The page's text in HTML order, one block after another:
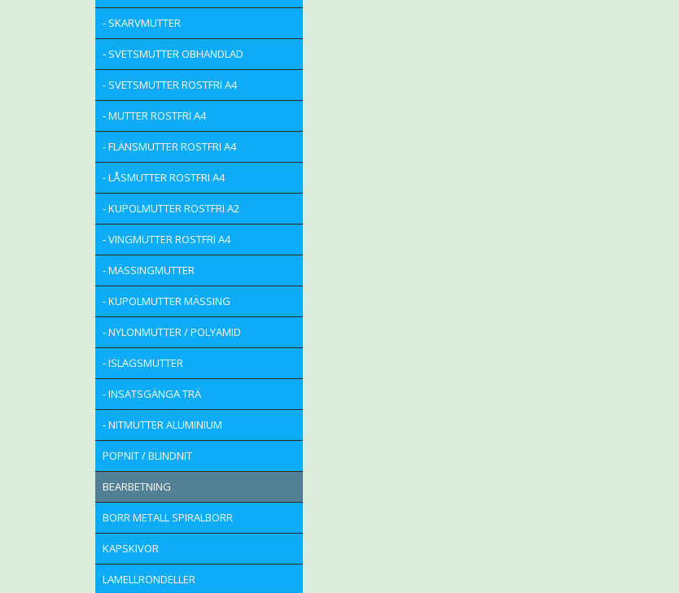
- SKARVMUTTER
- SVETSMUTTER OBHANDLAD
- SVETSMUTTER ROSTFRI A4
- MUTTER ROSTFRI A4
- FLÄNSMUTTER ROSTFRI A4
- LÅSMUTTER ROSTFRI A4
- KUPOLMUTTER ROSTFRI A2
- VINGMUTTER ROSTFRI A4
- MÄSSINGMUTTER
- KUPOLMUTTER MÄSSING
- NYLONMUTTER / POLYAMID
- ISLAGSMUTTER
- INSATSGÄNGA TRÄ
- NITMUTTER ALUMINIUM
POPNIT / BLINDNIT
BEARBETNING
BORR METALL SPIRALBORR
KAPSKIVOR
LAMELLRONDELLER